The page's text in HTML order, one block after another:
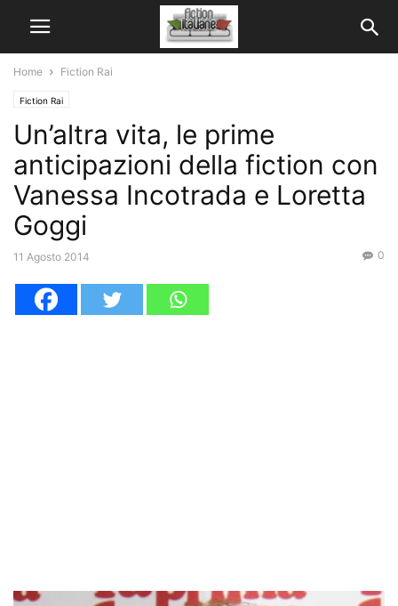
Home Fiction Rai
Fiction Rai
Un’altra vita, le prime
anticipazioni della fiction con
Vanessa Incotrada e Loretta
Goggi
11 Agosto 2014 0